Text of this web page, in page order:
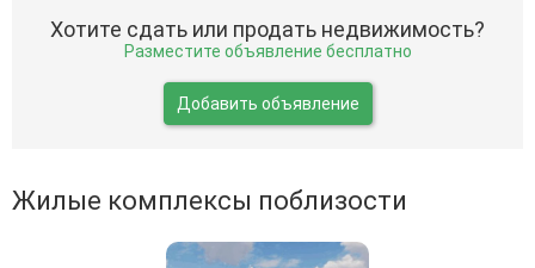
Хотите сдать или продать недвижимость?
Разместите объявление бесплатно
Добавить объявление
Жилые комплексы поблизости